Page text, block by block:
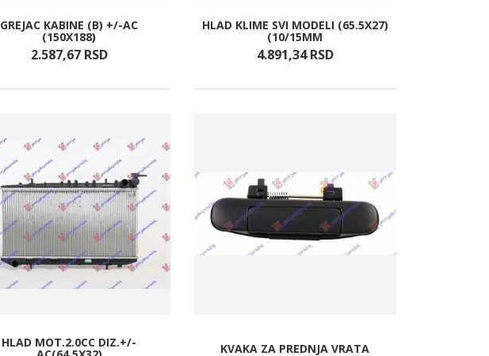
GREJAC KABINE (B) +/-AC
(150X188)
2.587,67 RSD
HLAD KLIME SVI MODELI (65.5X27)
(10/15MM
4.891,34 RSD
HLAD MOT.2.0CC DIZ.+/- KVAKA ZA PREDNJA VRATA